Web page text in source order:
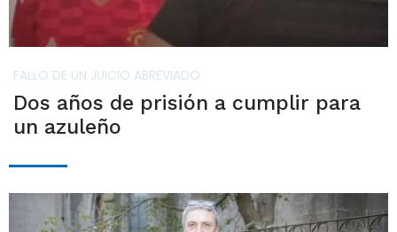
FALLO DE UN JUICIO ABREVIADO
Dos años de prisión a cumplir para
un azuleño